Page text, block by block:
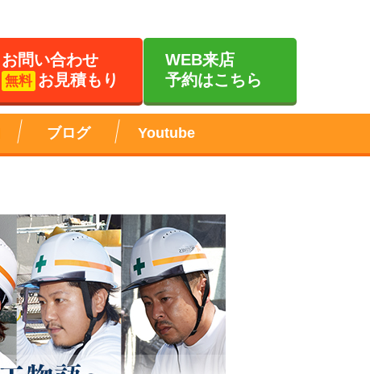
お問い合わせ
無料 お見積もり
WEB来店
予約はこちら
ブログ Youtube